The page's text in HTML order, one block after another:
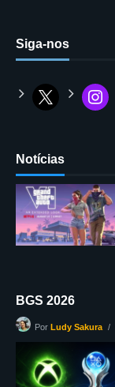
Siga-nos
Notícias
BGS 2026
PorLudy Sakura